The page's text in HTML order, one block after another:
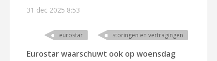
31 dec 2025 8:53
eurostar storingen en vertragingen
Eurostar waarschuwt ook op woensdag